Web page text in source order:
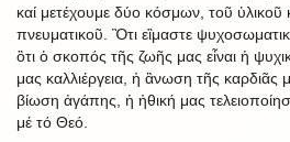
καί μετέχουμε δύο κόσμων, τοῦ ὑλικοῦ
πνευματικοῦ. Ὃτι εἲμαστε
ὃτι ὁ σκοπός τῆς ζωῆς μας εἶναι ἡ
μας καλλιέργεια, ἡ ἂνωση τῆς καρδιᾶς
βίωση ἀγάπης, ἡ ἠθική μας
μέ τό Θεό.